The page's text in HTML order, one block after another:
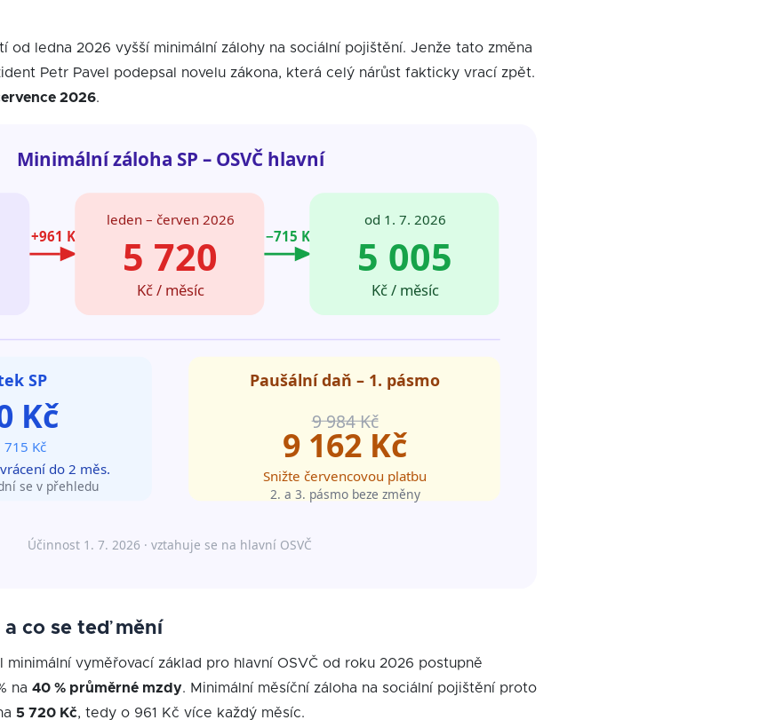
od ledna 2026 vyšší minimální zálohy na sociální pojištění. Jenže tato změna
Petr Pavel podepsal novelu zákona, která celý nárůst fakticky vrací zpět.
2026.
co se teď mění
vyměřovací základ pro hlavní OSVČ od roku 2026 postupně
na 40 % průměrné mzdy. Minimální měsíční záloha na sociální pojištění proto
5 720 Kč, tedy o 961 Kč více každý měsíc.